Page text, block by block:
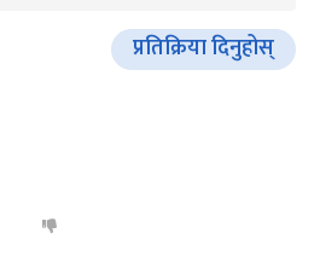
प्रतिक्रिया दिनुहोस्